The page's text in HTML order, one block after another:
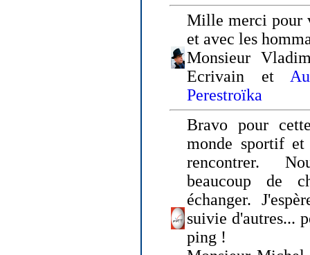
Mille merci pour
et avec les
Monsieur
Ecrivain et
Perestroïka
Bravo pour
monde sportif
rencontrer.
beaucoup de
échanger.
suivie d'autres...
ping !